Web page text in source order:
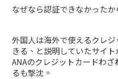
なぜなら認証できなかったか
外国人は海外で使えるクレ
きる、と説明していたサイ
ANAのクレジットカードわ
るも撃沈。